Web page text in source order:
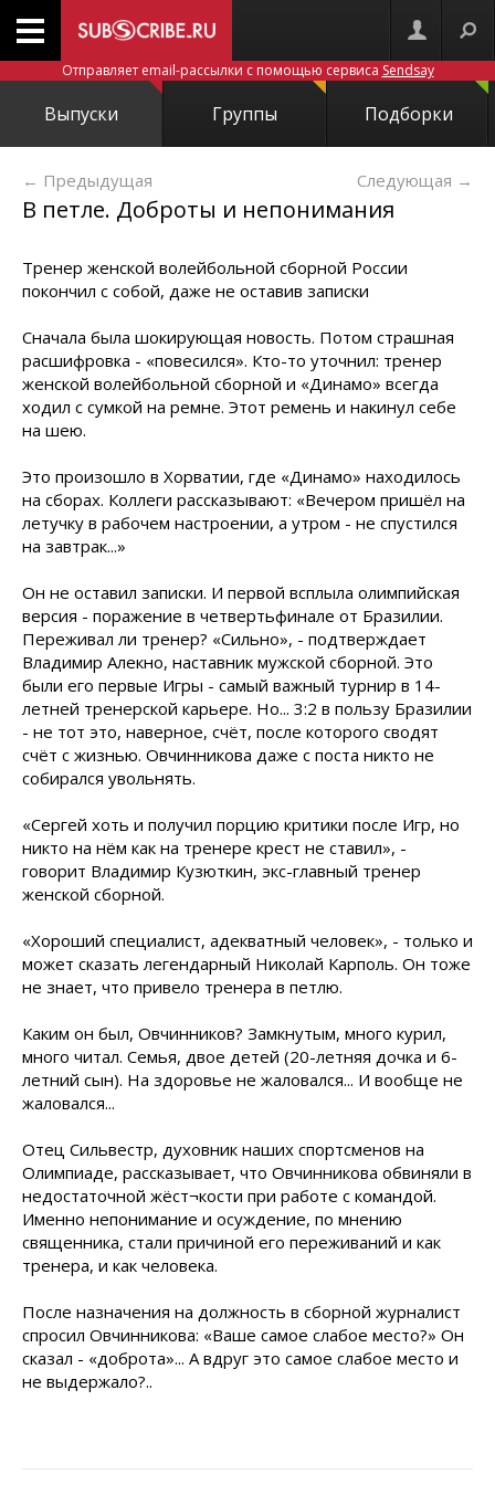
Отправляет email-рассылки с помощью сервиса Sendsay
Выпуски Группы Подборки
← Предыдущая Следующая →
В петле. Доброты и непонимания
Тренер женской волейбольной сборной России
покончил с собой, даже не оставив записки
Сначала была шокирующая новость. Потом страшная
расшифровка - «повесился». Кто-то уточнил: тренер
женской волейбольной сборной и «Динамо» всегда
ходил с сумкой на ремне. Этот ремень и накинул себе
на шею.
Это произошло в Хорватии, где «Динамо» находилось
на сборах. Коллеги рассказывают: «Вечером пришёл на
летучку в рабочем настроении, а утром - не спустился
на завтрак...»
Он не оставил записки. И первой всплыла олимпийская
версия - поражение в четвертьфинале от Бразилии.
Переживал ли тренер? «Сильно», - подтверждает
Владимир Алекно, наставник мужской сборной. Это
были его первые Игры - самый важный турнир в 14-
летней тренерской карьере. Но... 3:2 в пользу Бразилии
- не тот это, наверное, счёт, после которого сводят
счёт с жизнью. Овчинникова даже с поста никто не
собирался увольнять.
«Сергей хоть и получил порцию критики после Игр, но
никто на нём как на тренере крест не ставил», -
говорит Владимир Кузюткин, экс-главный тренер
женской сборной.
«Хороший специалист, адекватный человек», - только и
может сказать легендарный Николай Карполь. Он тоже
не знает, что привело тренера в петлю.
Каким он был, Овчинников? Замкнутым, много курил,
много читал. Семья, двое детей (20-летняя дочка и 6-
летний сын). На здоровье не жаловался... И вообще не
жаловался...
Отец Сильвестр, духовник наших спортсменов на
Олимпиаде, рассказывает, что Овчинникова обвиняли в
недостаточной жёст¬кости при работе с командой.
Именно непонимание и осуждение, по мнению
священника, стали причиной его переживаний и как
тренера, и как человека.
После назначения на должность в сборной журналист
спросил Овчинникова: «Ваше самое слабое место?» Он
сказал - «доброта»... А вдруг это самое слабое место и
не выдержало?..